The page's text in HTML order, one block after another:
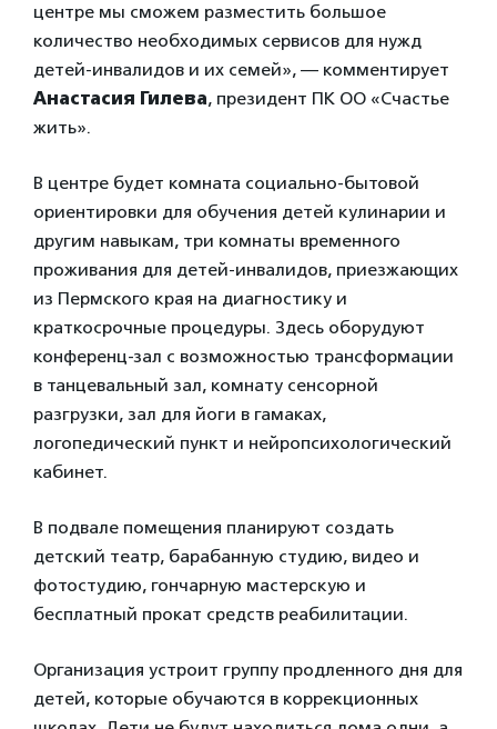
центре мы сможем разместить большое
количество необходимых сервисов для нужд
детей-инвалидов и их семей», — комментирует
Анастасия Гилева, президент ПК ОО «Счастье
жить».
В центре будет комната социально-бытовой
ориентировки для обучения детей кулинарии и
другим навыкам, три комнаты временного
проживания для детей-инвалидов, приезжающих
из Пермского края на диагностику и
краткосрочные процедуры. Здесь оборудуют
конференц-зал с возможностью трансформации
в танцевальный зал, комнату сенсорной
разгрузки, зал для йоги в гамаках,
логопедический пункт и нейропсихологический
кабинет.
В подвале помещения планируют создать
детский театр, барабанную студию, видео и
фотостудию, гончарную мастерскую и
бесплатный прокат средств реабилитации.
Организация устроит группу продленного дня для
детей, которые обучаются в коррекционных